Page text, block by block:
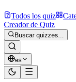
Todos los quiz
Creador de Quiz
Buscar quizzes...
es